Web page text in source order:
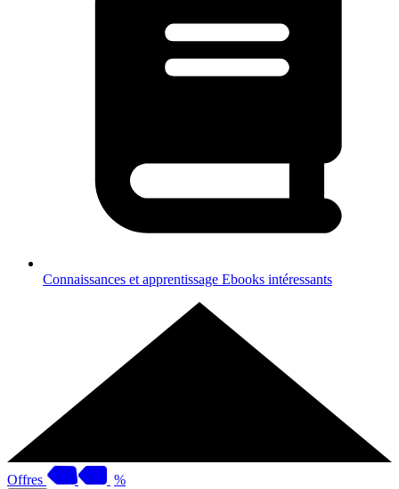
Connaissances et apprentissage Ebooks intéressants
Offres %